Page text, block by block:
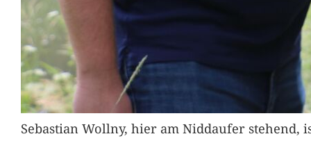
Sebastian Wollny, hier am Niddaufer